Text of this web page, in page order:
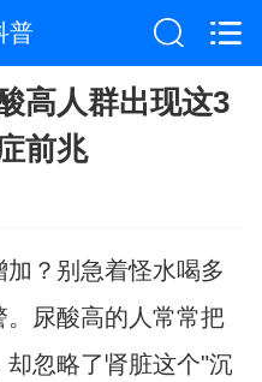
普
高人群出现这3
前兆
？别急着怪水喝多
尿酸高的人常常把
忽略了肾脏这个"沉